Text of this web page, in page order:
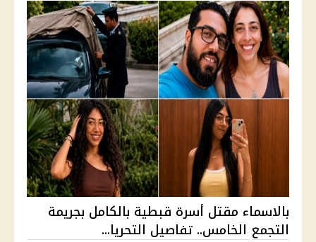
بالاسماء مقتل أسرة قبطية بالكامل بجريمة
التجمع الخامس.. تفاصيل التحريا...